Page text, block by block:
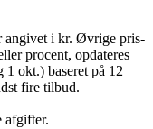
angivet i kr. Øvrige pris-
procent, opdateres
okt.) baseret på 12
fire tilbud.
afgifter.